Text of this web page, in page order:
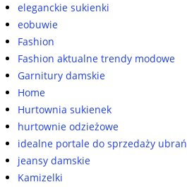
eleganckie sukienki
eobuwie
Fashion
Fashion aktualne trendy modowe
Garnitury damskie
Home
Hurtownia sukienek
hurtownie odzieżowe
idealne portale do sprzedaży ubrań
jeansy damskie
Kamizelki